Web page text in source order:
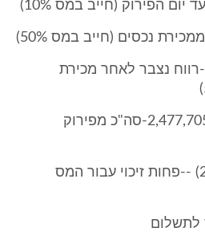
30,923-12,991-25,982-רווח נצבר לאחר מכירת
2,477,705-3,639,083-7,313,319-סה"כ מפירוק
(2,477,705) -(2,477,705) --פחות זיכוי עבור המס